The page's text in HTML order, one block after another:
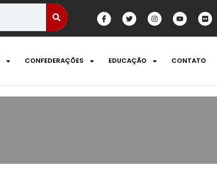
CONFEDERAÇÕES EDUCAÇÃO CONTATO